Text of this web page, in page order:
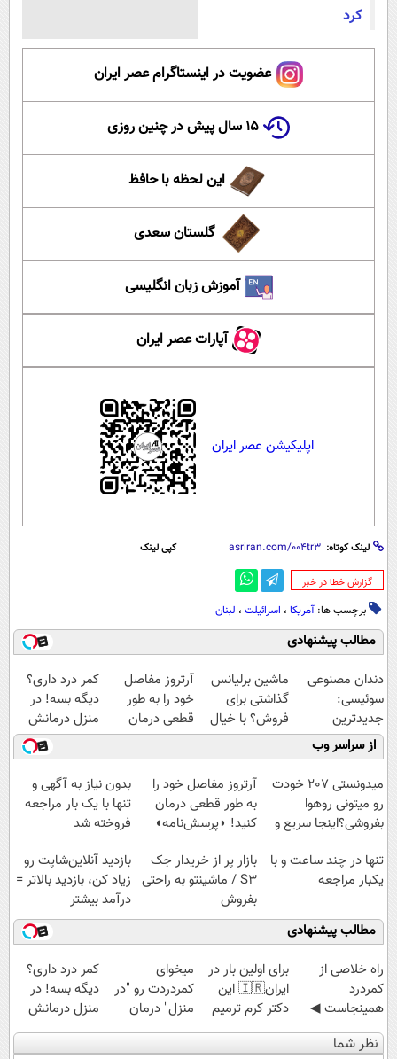
کرد
عضویت در اینستاگرام عصر ایران
۱۵ سال پیش در چنین روزی
این لحظه با حافظ
گلستان سعدی
آموزش زبان انگلیسی
آپارات عصر ایران
اپلیکیشن عصر ایران
لینک کوتاه: کپی لینک
‌گزارش خطا در خبر
برچسب ها: آمریکا ، اسرائیلت ، لبنان
مطالب پیشنهادی
دندان مصنوعی
سوئیسی:
جدیدترین
فناوری اروپا،
سبک و مقاوم |
پرداخت قسطی
ماشین برلیانس
گذاشتی برای
فروش؟ با خیال
راحت بفروش
آرتروز مفاصل
خود را به طور
قطعی درمان
کنید!
◗پرسش‌نامه◖
کمر درد داری؟
دیگه بسه! در
منزل درمانش
کن
(◀پرسش‌نامه)
از سراسر وب
میدونستی 207 خودت
رو میتونی روهوا
بفروشی؟اینجا سریع و
آرتروز مفاصل خود را
به طور قطعی درمان
کنید! ◗پرسش‌نامه◖
بدون نیاز به آگهی و
تنها با یک بار مراجعه
فروخته شد
تنها در چند ساعت و با
یکبار مراجعه
بازار پر از خریدار جک
S3 / ماشینتو به راحتی
بفروش
بازدید آنلاین‌شاپت رو
زیاد کن، بازدید بالاتر =
درآمد بیشتر
مطالب پیشنهادی
‌راه خلاصی از
کمردرد
همینجاست ◀
فقط کافیه فرم
رو پر کنی!
برای اولین بار در
ایران🇮🇷 این
دکتر کرم ترمیم
کننده 23 روزه
میخوای
کمردردت رو "در
منزل" درمان
کنی؟ (◂فیلم +
کمر درد داری؟
دیگه بسه! در
منزل درمانش
کن
نظر شما